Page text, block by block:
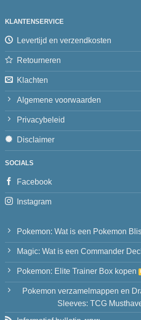
KLANTENSERVICE
Levertijd en verzendkosten
Retourneren
Klachten
Algemene voorwaarden
Privacybeleid
Disclaimer
SOCIALS
Facebook
Instagram
Pokemon: Wat is een Pokemon
Magic: Wat is een Commander
Pokemon: Elite Trainer Box kopen
Pokemon verzamelmappen en
Sleeves: TCG